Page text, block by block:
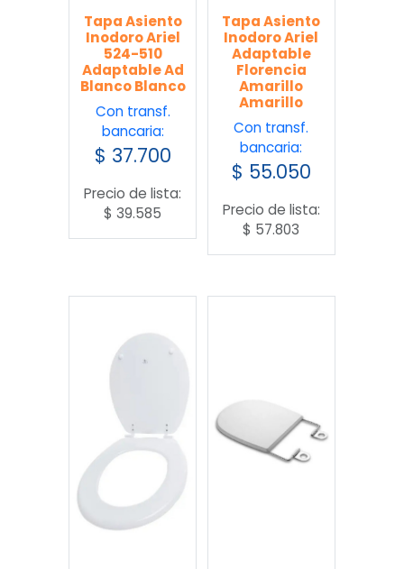
Tapa Asiento
Inodoro Ariel
524-510
Adaptable Ad
Blanco Blanco
Con transf.
bancaria:
$ 37.700
Precio de lista:
$ 39.585
Tapa Asiento
Inodoro Ariel
Adaptable
Florencia
Amarillo
Amarillo
Con transf.
bancaria:
$ 55.050
Precio de lista:
$ 57.803